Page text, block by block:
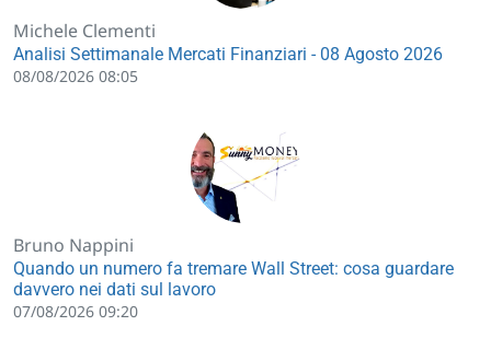
Michele Clementi
Analisi Settimanale Mercati Finanziari - 08 Agosto 2026
08/08/2026 08:05
Bruno Nappini
Quando un numero fa tremare Wall Street: cosa guardare
davvero nei dati sul lavoro
07/08/2026 09:20